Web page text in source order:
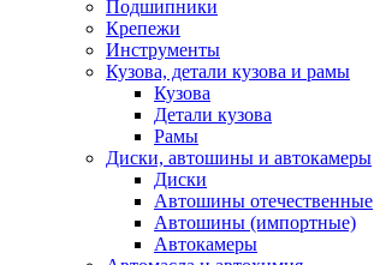
Подшипники
Крепежи
Инструменты
Кузова, детали кузова и рамы
Кузова
Детали кузова
Рамы
Диски, автошины и автокамеры
Диски
Автошины отечественные
Автошины (импортные)
Автокамеры